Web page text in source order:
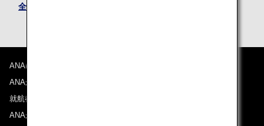
全てのプレミアムメンバー特典はこちら
ANAについて
ANAからのお知らせ
就航都市
ANAがお約束する体験